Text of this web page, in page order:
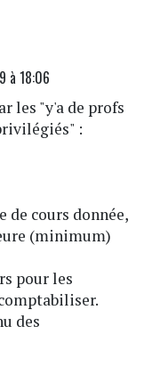
18:06
les "y'a de profs
:
de cours donnée,
(minimum)
pour les
des